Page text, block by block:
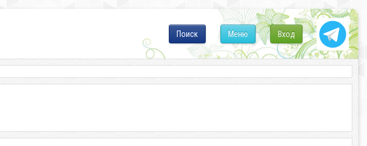
Вход
Меню
Поиск